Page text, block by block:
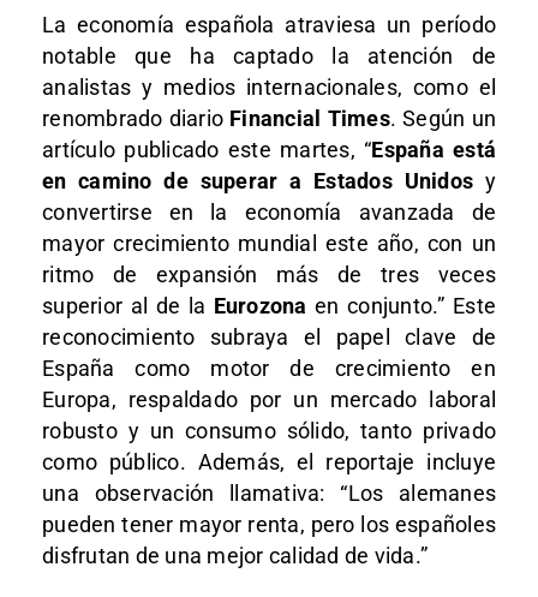
La economía española atraviesa un período
notable que ha captado la atención de
analistas y medios internacionales, como el
renombrado diario Financial Times. Según un
artículo publicado este martes, “España está
en camino de superar a Estados Unidos y
convertirse en la economía avanzada de
mayor crecimiento mundial este año, con un
ritmo de expansión más de tres veces
superior al de la Eurozona en conjunto.” Este
reconocimiento subraya el papel clave de
España como motor de crecimiento en
Europa, respaldado por un mercado laboral
robusto y un consumo sólido, tanto privado
como público. Además, el reportaje incluye
una observación llamativa: “Los alemanes
pueden tener mayor renta, pero los españoles
disfrutan de una mejor calidad de vida.”